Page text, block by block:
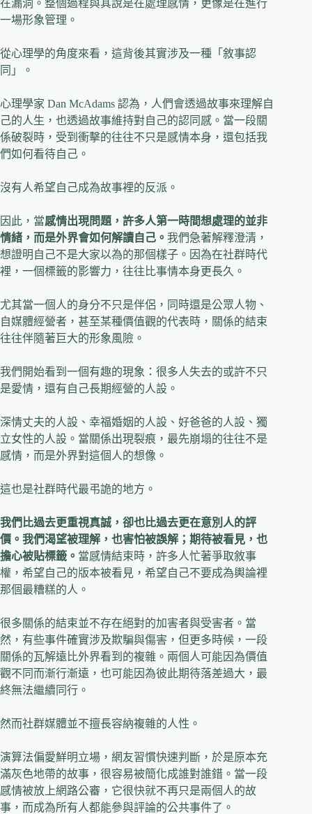
在漏洞。整個過程與其說是在處理感情，更像是在進行
一場形象管理。
從心理學的角度來看，這背後其實涉及一種「敘事認
同」。
心理學家 Dan McAdams 認為，人們會透過故事來理解自
己的人生，也透過故事維持對自己的認同感。當一段關
係破裂時，受到衝擊的往往不只是感情本身，還包括我
們如何看待自己。
沒有人希望自己成為故事裡的反派。
因此，當感情出現問題，許多人第一時間想處理的並非
情緒，而是外界會如何解讀自己。 我們急著解釋澄清，
想證明自己不是大家以為的那個樣子。因為在社群時代
裡，一個標籤的影響力，往往比事情本身更長久。
尤其當一個人的身分不只是伴侶，同時還是公眾人物、
自媒體經營者，甚至某種價值觀的代表時，關係的結束
往往伴隨著巨大的形象風險。
我們開始看到一個有趣的現象：很多人失去的或許不只
是愛情，還有自己長期經營的人設。
深情丈夫的人設、幸福婚姻的人設、好爸爸的人設、獨
立女性的人設。當關係出現裂痕，最先崩塌的往往不是
感情，而是外界對這個人的想像。
這也是社群時代最弔詭的地方。
我們比過去更重視真誠，卻也比過去更在意別人的評
價。我們渴望被理解，也害怕被誤解；期待被看見，也
擔心被貼標籤。 當感情結束時，許多人忙著爭取敘事
權，希望自己的版本被看見，希望自己不要成為輿論裡
那個最糟糕的人。
很多關係的結束並不存在絕對的加害者與受害者。當
然，有些事件確實涉及欺騙與傷害，但更多時候，一段
關係的瓦解遠比外界看到的複雜。兩個人可能因為價值
觀不同而漸行漸遠，也可能因為彼此期待落差過大，最
終無法繼續同行。
然而社群媒體並不擅長容納複雜的人性。
演算法偏愛鮮明立場，網友習慣快速判斷，於是原本充
滿灰色地帶的故事，很容易被簡化成誰對誰錯。當一段
感情被放上網路公審，它很快就不再只是兩個人的故
事，而成為所有人都能參與評論的公共事件了。